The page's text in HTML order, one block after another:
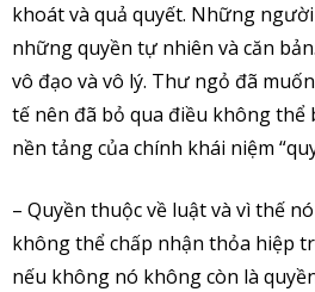
khoát và quả quyết. Những
những quyền tự nhiên và căn
vô đạo và vô lý. Thư ngỏ đã
tế nên đã bỏ qua điều không thể
nền tảng của chính khái niệm
– Quyền thuộc về luật và vì thế
không thể chấp nhận thỏa hiệp
nếu không nó không còn là